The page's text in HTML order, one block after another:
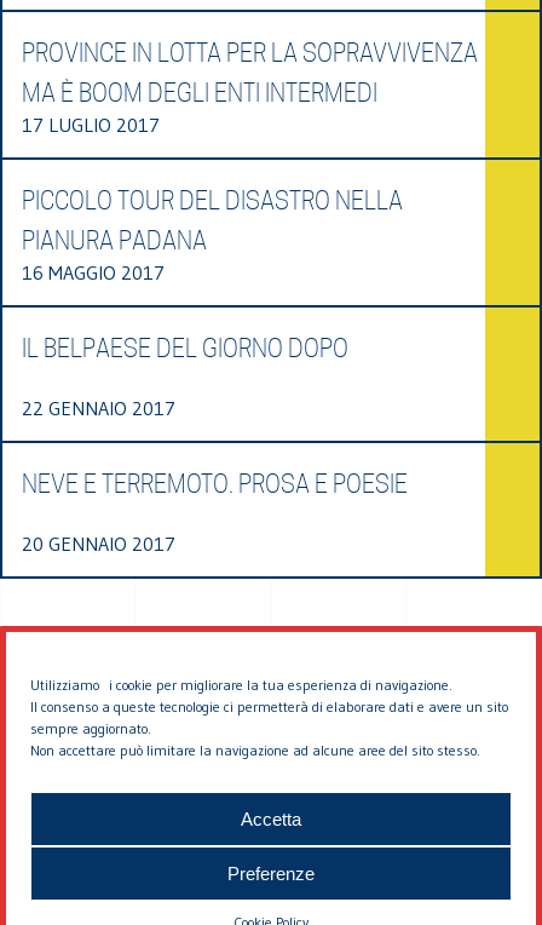
Utilizziamo i cookie per migliorare la tua esperienza di navigazione.
Il consenso a queste tecnologie ci permetterà di elaborare dati e avere un sito
sempre aggiornato.
Non accettare può limitare la navigazione ad alcune aree del sito stesso.
Accetta
Preferenze
PROVINCE IN LOTTA PER LA SOPRAVVIVENZA
MA È BOOM DEGLI ENTI INTERMEDI
17 LUGLIO 2017
PICCOLO TOUR DEL DISASTRO NELLA
PIANURA PADANA
16 MAGGIO 2017
IL BELPAESE DEL GIORNO DOPO
22 GENNAIO 2017
NEVE E TERREMOTO. PROSA E POESIE
20 GENNAIO 2017
© 2026 EDDYBURG